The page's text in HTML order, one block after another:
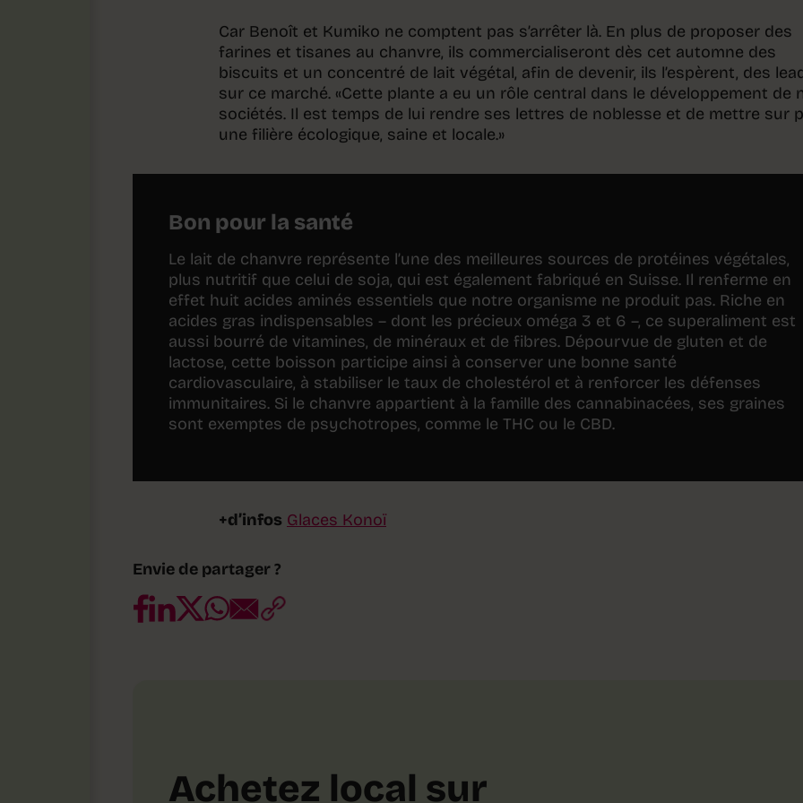
Car Benoît et Kumiko ne comptent pas s’arrêter là. En plus de proposer des
farines et tisanes au chanvre, ils commercialiseront dès cet automne des
biscuits et un concentré de lait végétal, afin de devenir, ils l’espèrent, des
sur ce marché. «Cette plante a eu un rôle central dans le développement de
sociétés. Il est temps de lui rendre ses lettres de noblesse et de mettre sur
une filière écologique, saine et locale.»
Bon pour la santé
Le lait de chanvre représente l’une des meilleures sources de protéines végétales,
plus nutritif que celui de soja, qui est également fabriqué en Suisse. Il renferme en
effet huit acides aminés essentiels que notre organisme ne produit pas. Riche en
acides gras indispensables – dont les précieux oméga 3 et 6 –, ce superaliment est
aussi bourré de vitamines, de minéraux et de fibres. Dépourvue de gluten et de
lactose, cette boisson participe ainsi à conserver une bonne santé
cardiovasculaire, à stabiliser le taux de cholestérol et à renforcer les défenses
immunitaires. Si le chanvre appartient à la famille des cannabinacées, ses graines
sont exemptes de psychotropes, comme le THC ou le CBD.
+d’infos Glaces Konoï
Envie de partager ?
Achetez local sur